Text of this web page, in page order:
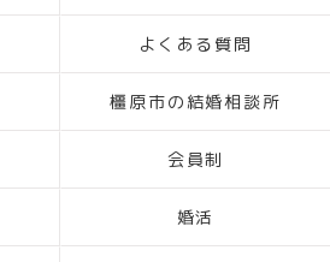
よくある質問
橿原市の結婚相談所
会員制
婚活